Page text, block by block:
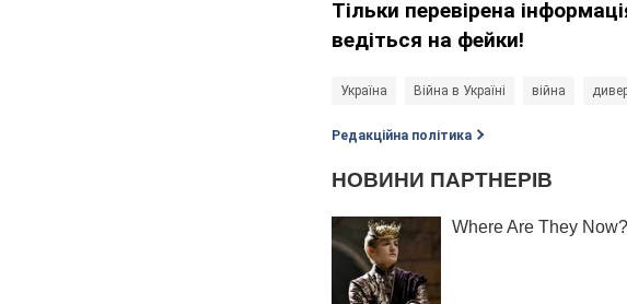
Тільки перевірена
ведіться на фейки!
Україна Війна в Україні війна
Редакційна політика